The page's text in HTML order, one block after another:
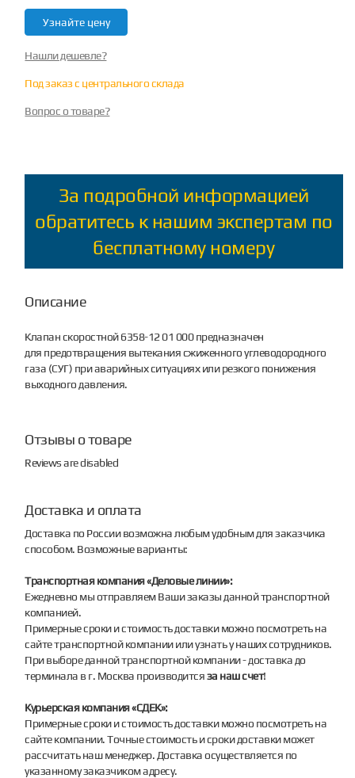
Узнайте цену
Нашли дешевле?
Под заказ с центрального склада
Вопрос о товаре?
За подробной информацией
обратитесь к нашим экспертам по
бесплатному номеру
Описание
Клапан скоростной 6358-12 01 000 предназначен
для предотвращения вытекания сжиженного углеводородного
газа (СУГ) при аварийных ситуациях или резкого понижения
выходного давления.
Отзывы о товаре
Reviews are disabled
Доставка и оплата
Доставка по России возможна любым удобным для заказчика
способом. Возможные варианты:
Транспортная компания «Деловые линии»:
Ежедневно мы отправляем Ваши заказы данной транспортной
компанией.
Примерные сроки и стоимость доставки можно посмотреть на
сайте транспортной компании или узнать у наших сотрудников.
При выборе данной транспортной компании - доставка до
терминала в г. Москва производитсяза наш счет!
Курьерская компания «СДЕК»:
Примерные сроки и стоимость доставки можно посмотреть на
сайте компании. Точные стоимость и сроки доставки может
рассчитать наш менеджер. Доставка осуществляется по
указанному заказчиком адресу.